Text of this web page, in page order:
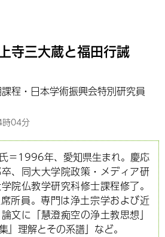
寺三大蔵と福田行誡
程・日本学術振興会特別研究員
04分
＝1996年、愛知県生まれ。慶応
、同大大学院政策・メディア研
院仏教学研究科修士課程修了。
所員。専門は浄土宗学および近
文に「慧澄痴空の浄土教思想」
』理解とその系譜」など。